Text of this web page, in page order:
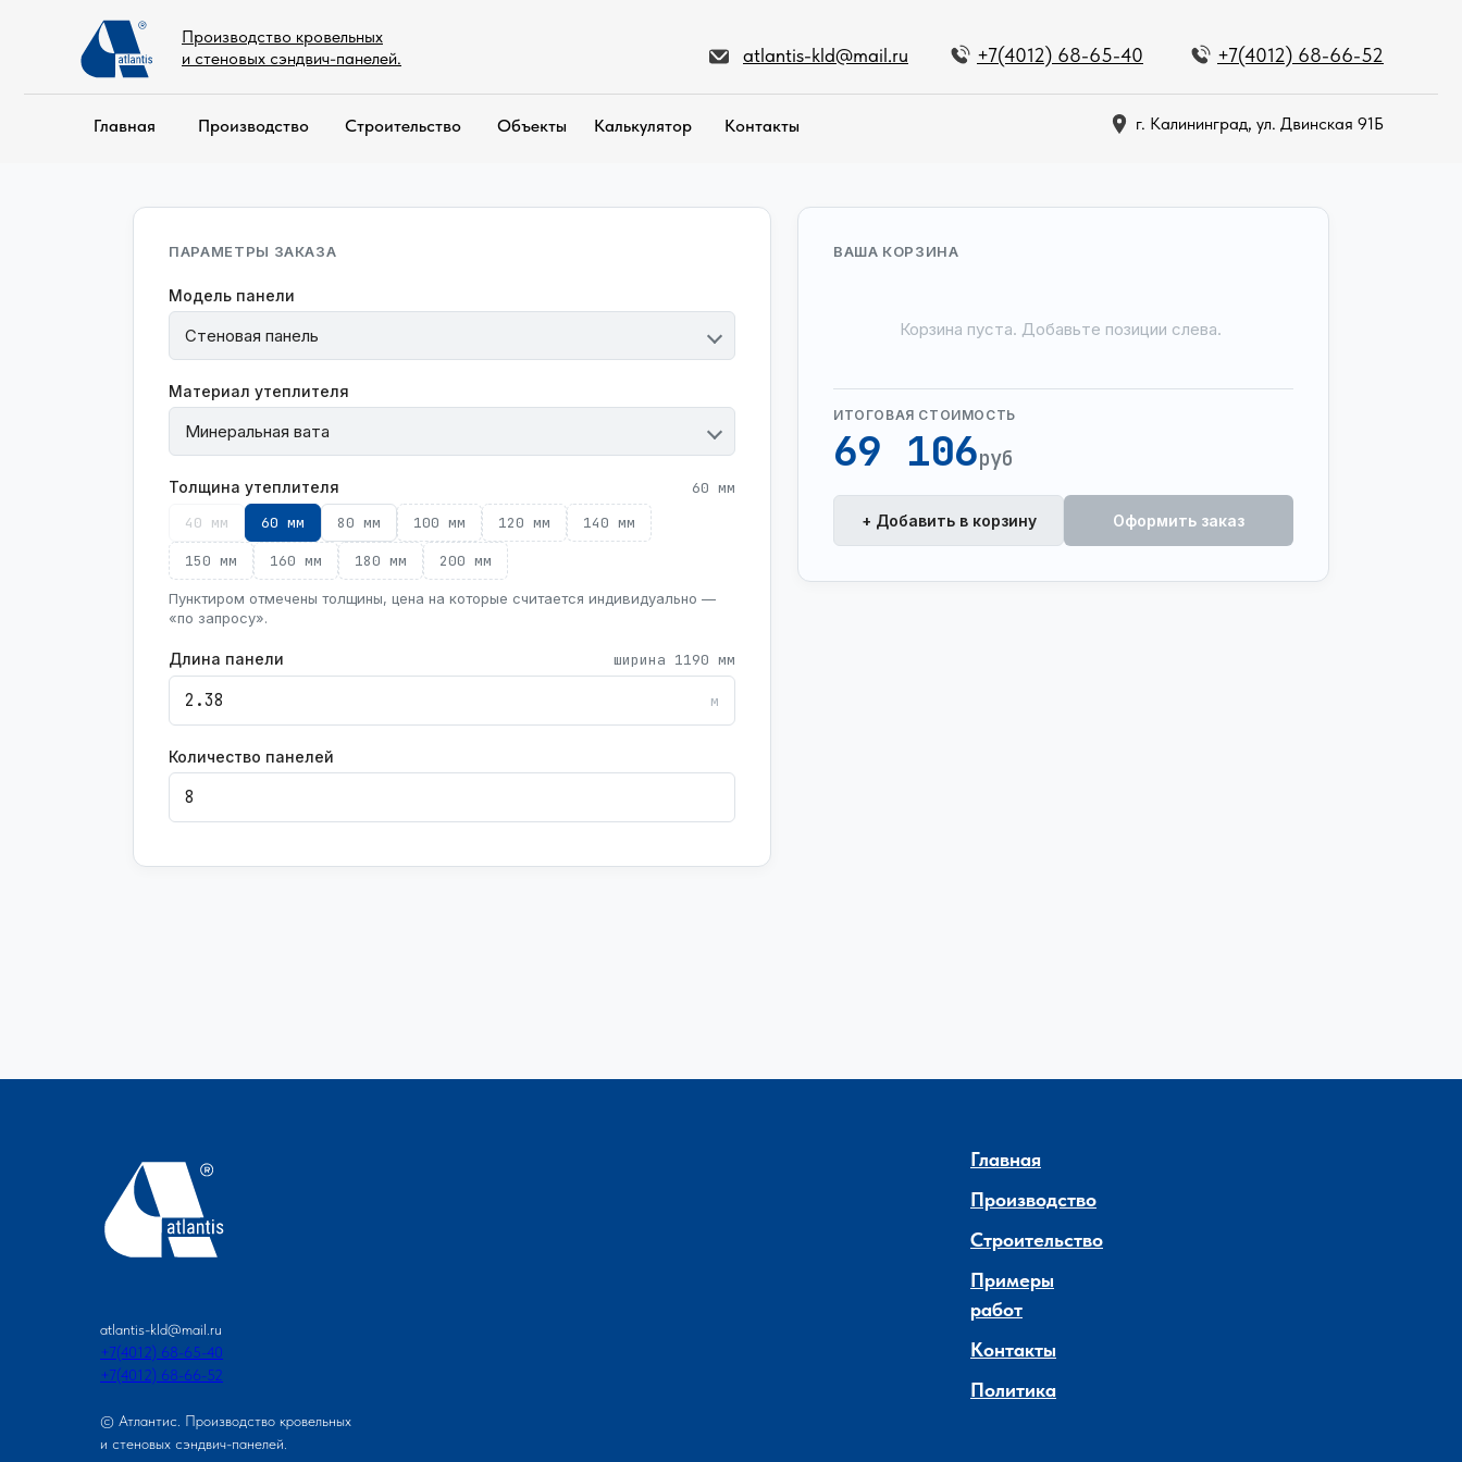
Производство кровельных
и стеновых сэндвич-панелей.
+7(4012) 68-66-52
г. Калининград, ул. Двинская 91Б
+7(4012) 68-65-40
atlantis-kld@mail.ru
Главная Производство Строительство Калькулятор Контакты
Объекты
ПАРАМЕТРЫ ЗАКАЗА
Модель панели
Материал утеплителя
Толщина утеплителя
60 мм
40 мм
60 мм 80 мм 100 мм 120 мм 140 мм
150 мм 160 мм 180 мм 200 мм
Пунктиром отмечены толщины, цена на которые считается индивидуально —
«по запросу».
Длина панели ширина 1190 мм
м
Количество панелей
ВАША КОРЗИНА
Корзина пуста. Добавьте позиции слева.
ИТОГОВАЯ СТОИМОСТЬ
69 106руб
+ Добавить в корзину Оформить заказ
atlantis-kld@mail.ru
+7(4012) 68-65-40
+7(4012) 68-66-52
© Атлантис. Производство кровельных
и стеновых сэндвич-панелей.
Главная
Производство
Строительство
Примеры
работ
Контакты
Политика